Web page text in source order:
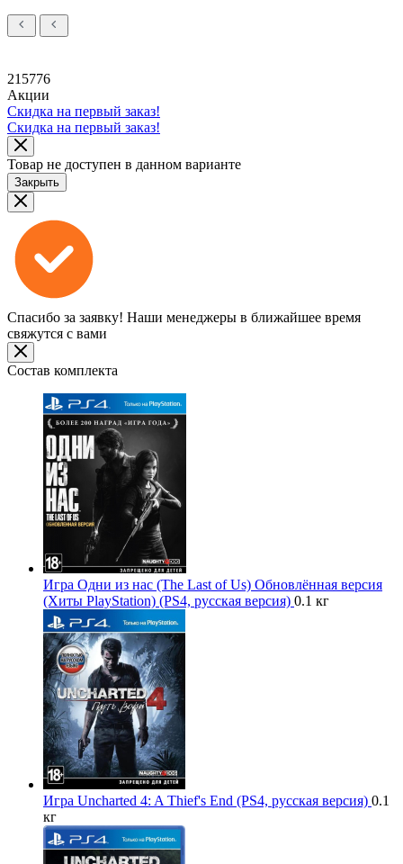
215776
Акции
Скидка на первый заказ!
Скидка на первый заказ!
Товар не доступен в данном варианте
Закрыть
Спасибо за заявку! Наши менеджеры в ближайшее время
свяжутся с вами
Состав комплекта
Игра Одни из нас (The Last of Us) Обновлённая версия
(Хиты PlayStation) (PS4, русская версия) 0.1 кг
Игра Uncharted 4: A Thief's End (PS4, русская версия) 0.1
кг